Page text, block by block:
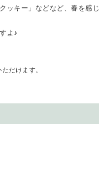
ッキー」などなど、春を感じ
よ♪
だけます。